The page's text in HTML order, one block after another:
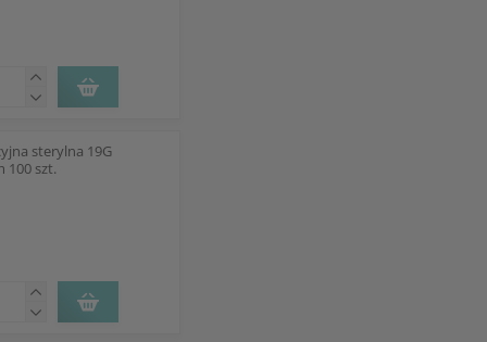
sterylna 19G
100 szt.